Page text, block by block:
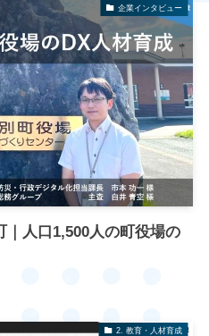
企業インタビュー
｜人口1,500人の町役場の
2. 教育・人材育成